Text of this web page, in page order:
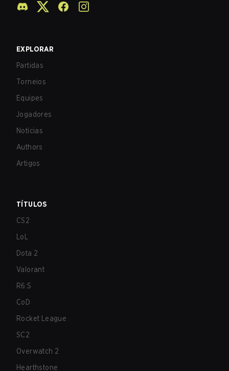
EXPLORAR
Partidas
Torneios
Equipes
Jogadores
Notícias
Authors
Artigos
TÍTULOS
CS2
LoL
Dota 2
Valorant
R6:S
CoD
Rocket League
SC2
Overwatch 2
Hearthstone